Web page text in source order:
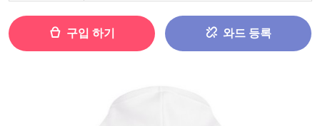
구입 하기 와드 등록